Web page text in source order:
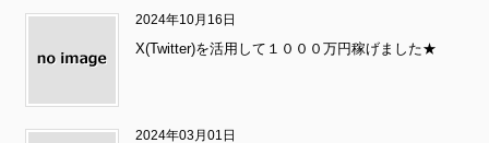
2024年10月16日
X(Twitter)を活用して１０００万円稼げました★
2024年03月01日